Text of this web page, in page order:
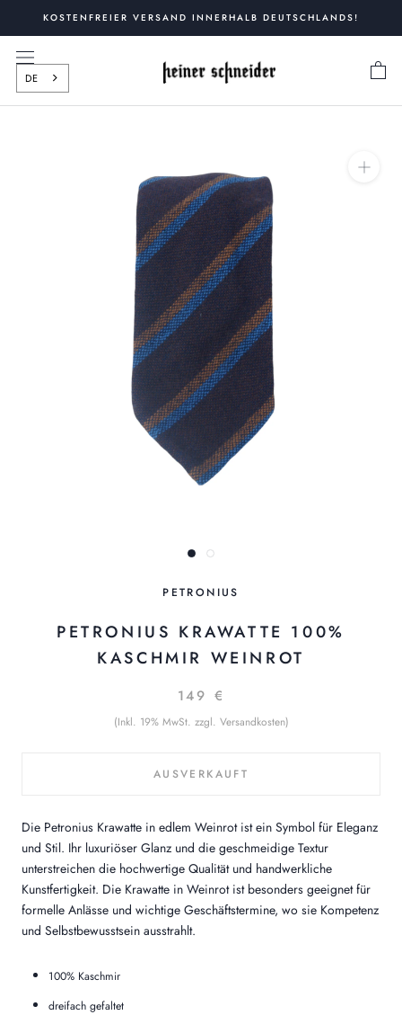
springen
KOSTENFREIER VERSAND INNERHALB DEUTSCHLANDS!
DE
PETRONIUS
PETRONIUS KRAWATTE 100%
KASCHMIR WEINROT
149 €
(Inkl. 19% MwSt. zzgl. Versandkosten)
AUSVERKAUFT
Die Petronius Krawatte in edlem Weinrot ist ein Symbol für Eleganz
und Stil. Ihr luxuriöser Glanz und die geschmeidige Textur
unterstreichen die hochwertige Qualität und handwerkliche
Kunstfertigkeit. Die Krawatte in Weinrot ist besonders geeignet für
formelle Anlässe und wichtige Geschäftstermine, wo sie Kompetenz
und Selbstbewusstsein ausstrahlt.
100% Kaschmir
dreifach gefaltet